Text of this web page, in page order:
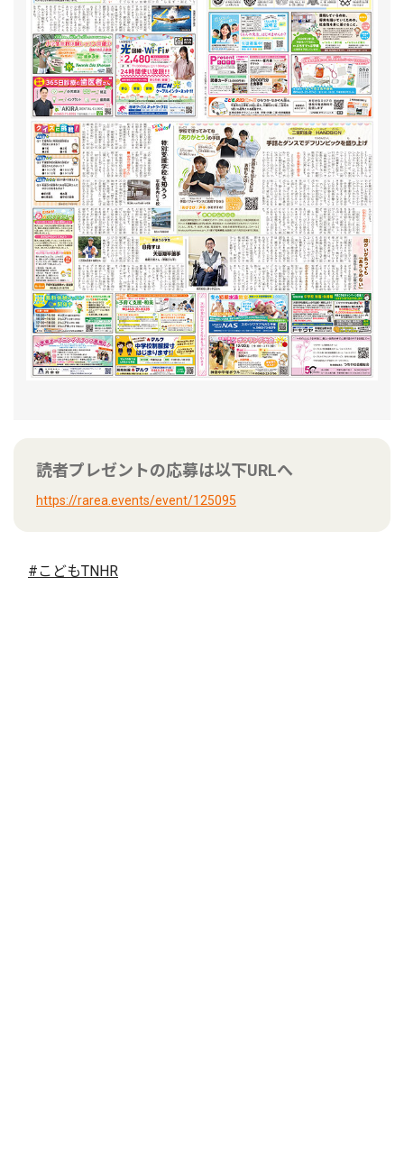
読者プレゼントの応募は以下URLへ
https://rarea.events/event/125095
#こどもTNHR